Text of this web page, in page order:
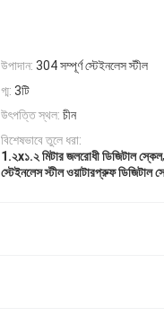
উপাদান: 304 সম্পূর্ণ স্টেইনলেস স্টীল
গ্ম: 3টি
উৎপত্তি স্থল: চীন
বিশেষভাবে তুলে ধরা:
1.২x১.২ মিটার জলরোধী ডিজিটাল স্কেল,
স্টেইনলেস স্টীল ওয়াটারপ্রুফ ডিজিটাল